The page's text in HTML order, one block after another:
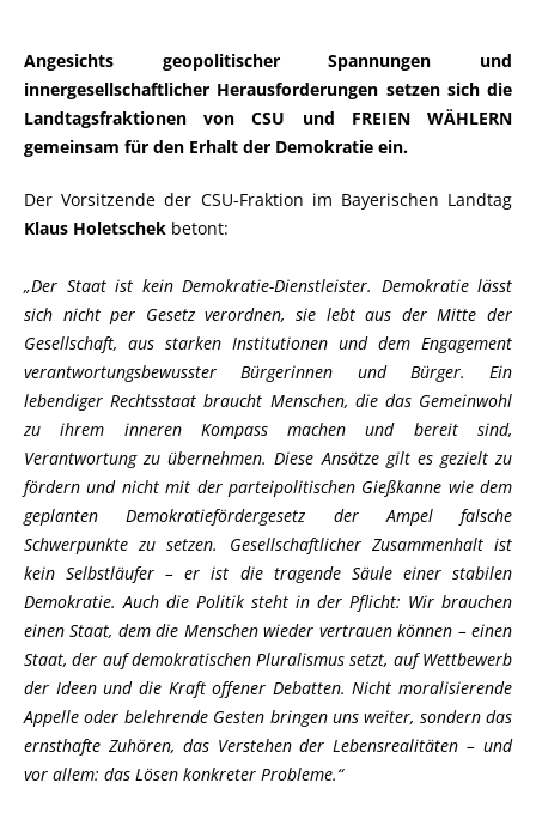
Angesichts geopolitischer Spannungen und
innergesellschaftlicher Herausforderungen setzen sich die
Landtagsfraktionen von CSU und FREIEN WÄHLERN
gemeinsam für den Erhalt der Demokratie ein.
Der Vorsitzende der CSU-Fraktion im Bayerischen Landtag
Klaus Holetschek betont:
Der Staat ist kein Demokratie-Dienstleister. Demokratie lässt
sich nicht per Gesetz verordnen, sie lebt aus der Mitte der
Gesellschaft, aus starken Institutionen und dem Engagement
verantwortungsbewusster Bürgerinnen und Bürger. Ein
lebendiger Rechtsstaat braucht Menschen, die das Gemeinwohl
zu ihrem inneren Kompass machen und bereit sind,
Verantwortung zu übernehmen. Diese Ansätze gilt es gezielt zu
fördern und nicht mit der parteipolitischen Gießkanne wie dem
geplanten Demokratiefördergesetz der Ampel falsche
Schwerpunkte zu setzen. Gesellschaftlicher Zusammenhalt ist
kein Selbstläufer – er ist die tragende Säule einer stabilen
Demokratie. Auch die Politik steht in der Pflicht: Wir brauchen
einen Staat, dem die Menschen wieder vertrauen können – einen
Staat, der auf demokratischen Pluralismus setzt, auf Wettbewerb
der Ideen und die Kraft offener Debatten. Nicht moralisierende
Appelle oder belehrende Gesten bringen uns weiter, sondern das
ernsthafte Zuhören, das Verstehen der Lebensrealitäten – und
vor allem: das Lösen konkreter Probleme.“